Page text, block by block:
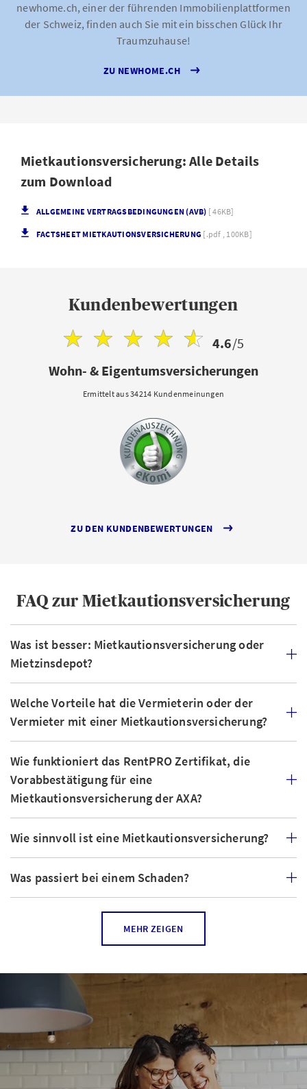
newhome.ch, einer der führenden Immobilienplattformen
der Schweiz, finden auch Sie mit ein bisschen Glück Ihr
Traumzuhause!
ZU NEWHOME.CH
Mietkautionsversicherung: Alle Details
zum Download
ALLGEMEINE VERTRAGSBEDINGUNGEN (AVB) [ 46KB]
FACTSHEET MIETKAUTIONSVERSICHERUNG [.pdf , 100KB]
Kundenbewertungen
4.6/5
Wohn- & Eigentumsversicherungen
Ermittelt aus 34214 Kundenmeinungen
ZU DEN KUNDENBEWERTUNGEN
FAQ zur Mietkautionsversicherung
Was ist besser: Mietkautionsversicherung oder
Mietzinsdepot?
Welche Vorteile hat die Vermieterin oder der
Vermieter mit einer Mietkautionsversicherung?
Wie funktioniert das RentPRO Zertifikat, die
Vorabbestätigung für eine
Mietkautionsversicherung der AXA?
Wie sinnvoll ist eine Mietkautionsversicherung?
Was passiert bei einem Schaden?
Wie berechnet sich die Prämie der
Mietkautionsversicherung?
Entsteht für die Vermieterschaft mit der
Mietkautionsversicherung ein Nachteil?
Zahle ich mit meiner Prämie die Mietkaution
ab?
MEHR ZEIGEN